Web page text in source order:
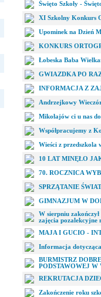
Święto Szkoły -
XI Szkolny Konkurs
Upominek na Dzień
KONKURS
Łobeska Baba
GWIAZDKA PO
INFORMACJA Z
Andrzejkowy
Mikołajów ci u nas
Współpracujemy z
Wieści z przedszkola
10 LAT MINĘŁO
70. ROCZNICA
SPRZĄTANIE
GIMNAZJUM W
W sierpniu
zajęcia pozalekcyjne
MAJA I GUCIO -
Informacja
BURMISTRZ
PODSTAWOWEJ W
REKRUTACJA
Zakończenie roku